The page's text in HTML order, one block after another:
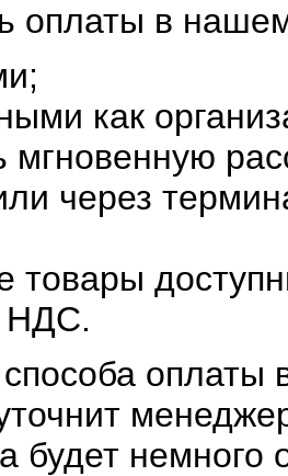
оплаты в
как
через
товары
НДС.
оплаты
будет немного